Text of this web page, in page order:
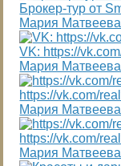
Брокер-тур от
Мария
VK: https://
Мария
https://vk.com/
Мария
https://vk.com/
Мария